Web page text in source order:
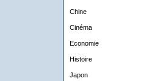
Chine
Cinéma
Economie
Histoire
Japon